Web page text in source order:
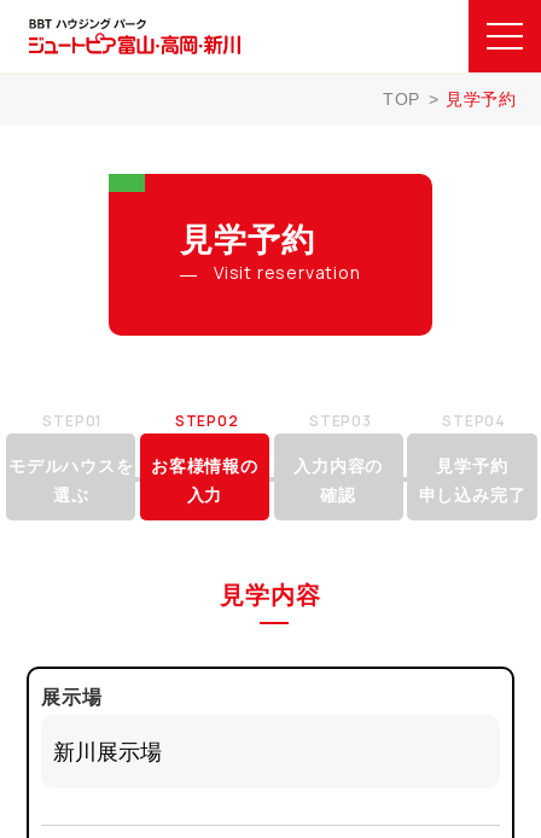
TOP 見学予約
見学予約
Visit reservation
STEP01
モデルハウスを
選ぶ
STEP02
お客様情報の
入力
STEP03
入力内容の
確認
STEP04
見学予約
申し込み完了
見学内容
展示場